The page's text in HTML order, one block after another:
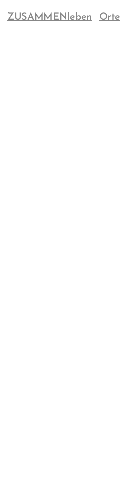
ZUSAMMENleben Orte